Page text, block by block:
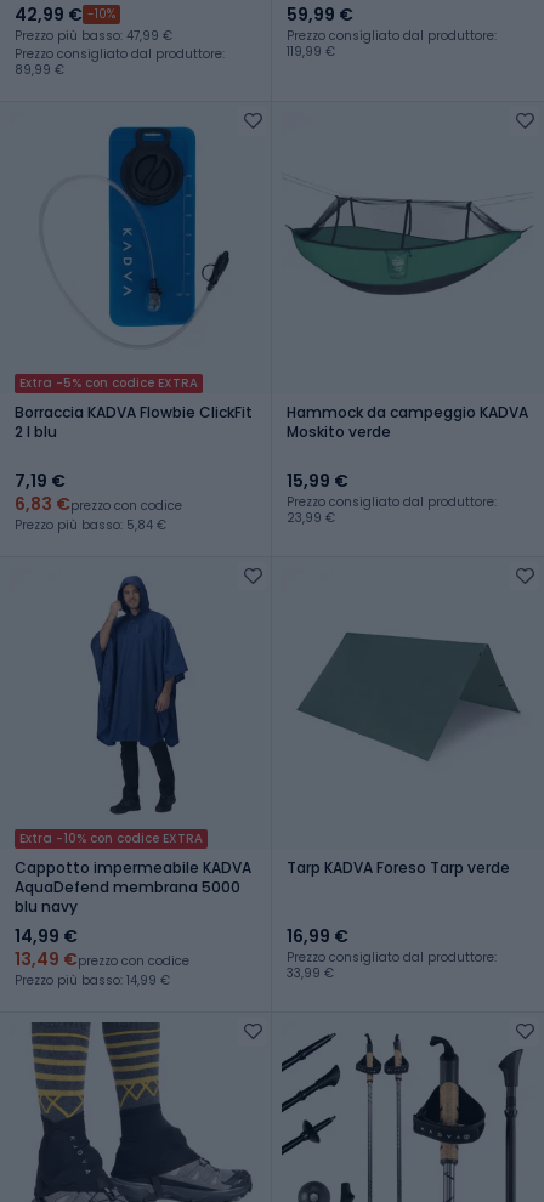
42,99 € -10%
Prezzo più basso: 47,99 €
Prezzo consigliato dal produttore:
89,99 €
59,99 €
Prezzo consigliato dal produttore:
119,99 €
Extra -5% con codice EXTRA
Borraccia KADVA Flowbie ClickFit
2 l blu
7,19 €
6,83 €prezzo con codice
Prezzo più basso: 5,84 €
Hammock da campeggio KADVA
Moskito verde
15,99 €
Prezzo consigliato dal produttore:
23,99 €
Extra -10% con codice EXTRA
Cappotto impermeabile KADVA
AquaDefend membrana 5000
blu navy
14,99 €
13,49 €prezzo con codice
Prezzo più basso: 14,99 €
Tarp KADVA Foreso Tarp verde
16,99 €
Prezzo consigliato dal produttore:
33,99 €